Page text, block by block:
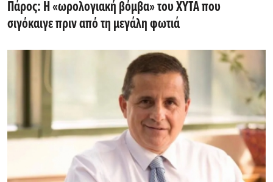
Πάρος: Η «ωρολογιακή βόμβα» του ΧΥΤΑ που
σιγόκαιγε πριν από τη μεγάλη φωτιά